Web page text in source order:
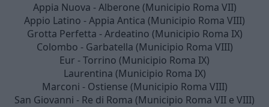
Appia Nuova - Alberone (Municipio Roma VII)
Appio Latino - Appia Antica (Municipio Roma VIII)
Grotta Perfetta - Ardeatino (Municipio Roma IX)
Colombo - Garbatella (Municipio Roma VIII)
Eur - Torrino (Municipio Roma IX)
Laurentina (Municipio Roma IX)
Marconi - Ostiense (Municipio Roma VIII)
San Giovanni - Re di Roma (Municipio Roma VII e VIII)